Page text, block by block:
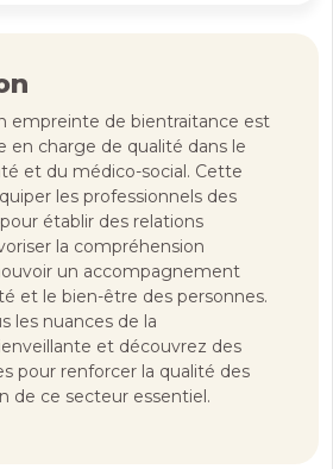
empreinte de bientraitance est
en charge de qualité dans le
et du médico-social. Cette
les professionnels des
établir des relations
la compréhension
un accompagnement
et le bien-être des personnes.
les nuances de la
et découvrez des
pour renforcer la qualité des
de ce secteur essentiel.